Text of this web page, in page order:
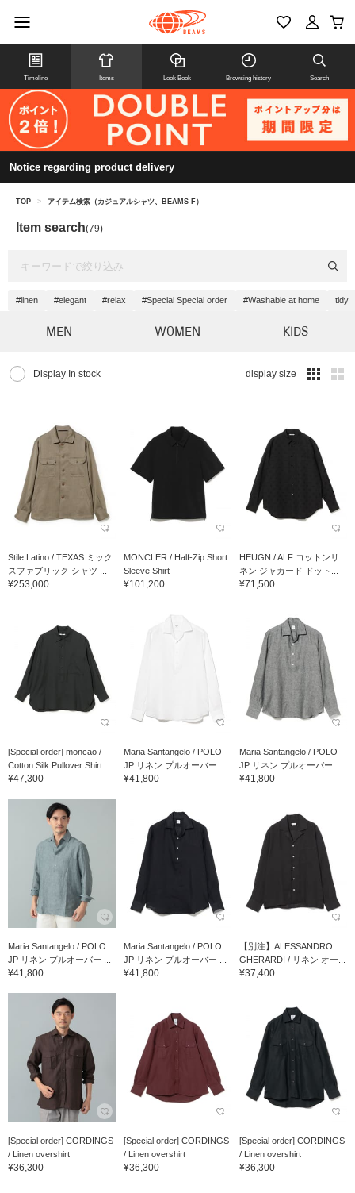
Timeline Items Look Book Browsing history Search
Notice regarding product delivery
TOP > アイテム検索（カジュアルシャツ、BEAMS F）
Item search(79)
#linen #elegant #relax #Special Special order #Washable at home tidy
MEN WOMEN KIDS
Display In stock display size
Stile Latino / TEXAS ミック
スファブリック シャツ ...
¥253,000
MONCLER / Half-Zip Short
Sleeve Shirt
¥101,200
HEUGN / ALF コットンリ
ネン ジャカード ドット...
¥71,500
[Special order] moncao /
Cotton Silk Pullover Shirt
¥47,300
Maria Santangelo / POLO
JP リネン プルオーバー ...
¥41,800
Maria Santangelo / POLO
JP リネン プルオーバー ...
¥41,800
Maria Santangelo / POLO
JP リネン プルオーバー ...
¥41,800
Maria Santangelo / POLO
JP リネン プルオーバー ...
¥41,800
【別注】ALESSANDRO
GHERARDI / リネン オー...
¥37,400
[Special order] CORDINGS
/ Linen overshirt
¥36,300
[Special order] CORDINGS
/ Linen overshirt
¥36,300
[Special order] CORDINGS
/ Linen overshirt
¥36,300